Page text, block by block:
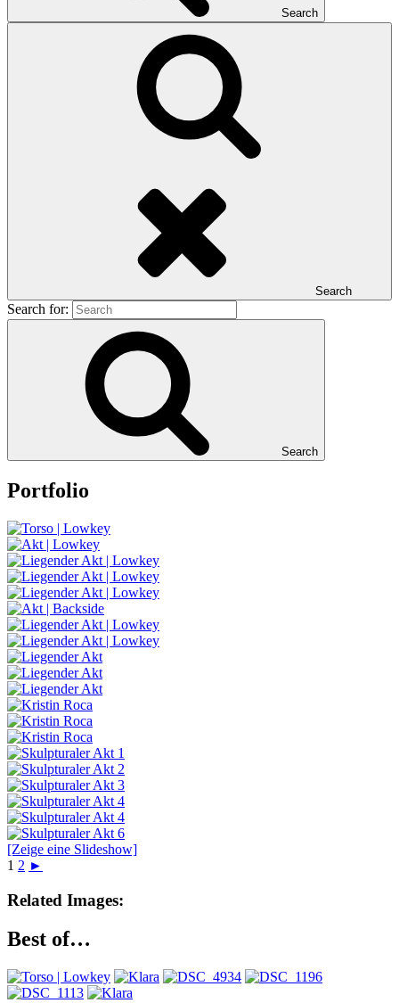
Search
Search
Search for:
Search
Portfolio
[Zeige eine Slideshow]
1 2 ►
Related Images:
Best of…